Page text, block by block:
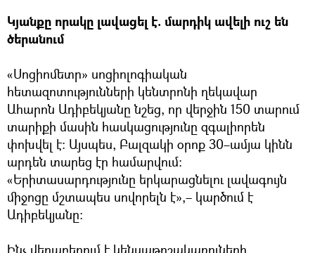
Կյանքը որակը լավացել է. մարդիկ ավելի ուշ են
ծերանում
«Սոցիոմետր» սոցիոլոգիական
հետազոտությունների կենտրոնի ղեկավար
Ահարոն Ադիբեկյանը նշեց, որ վերջին 150 տարում
տարիքի մասին հասկացությունը զգալիորեն
փոխվել է։ Այսպես, Բալզակի օրոք 30–ամյա կինն
արդեն տարեց էր համարվում։
«Երիտասարդությունը երկարացնելու լավագույն
միջոցը մշտապես սովորելն է»,– կարծում է
Ադիբեկյանը։
Ինչ վերաբերում է կենսաթոշակառուների